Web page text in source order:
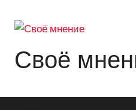
Своё